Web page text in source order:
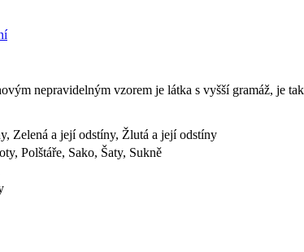
nepravidelným vzorem je látka s vyšší gramáž, je
, Zelená a její odstíny, Žlutá a její odstíny
, Polštáře, Sako, Šaty, Sukně